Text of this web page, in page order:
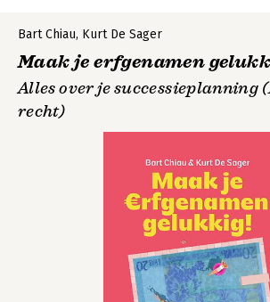
Bart Chiau, Kurt De Sager
Maak je erfgenamen
Alles over je successieplanning
recht)